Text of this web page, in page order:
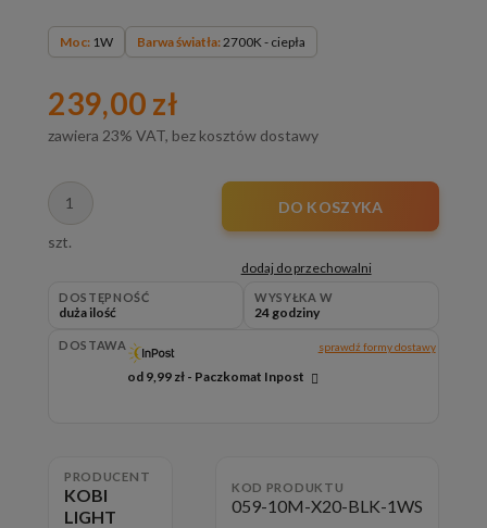
Moc: 1W Barwa światła: 2700K - ciepła
239,00 zł
zawiera 23% VAT, bez kosztów dostawy
szt.
DO KOSZYKA
dodaj do przechowalni
DOSTĘPNOŚĆ
duża ilość
WYSYŁKA W
24 godziny
DOSTAWA
od 9,99 zł - Paczkomat Inpost
sprawdź formy dostawy
PRODUCENT
KOBI
LIGHT
KOD PRODUKTU
059-10M-X20-BLK-1WS